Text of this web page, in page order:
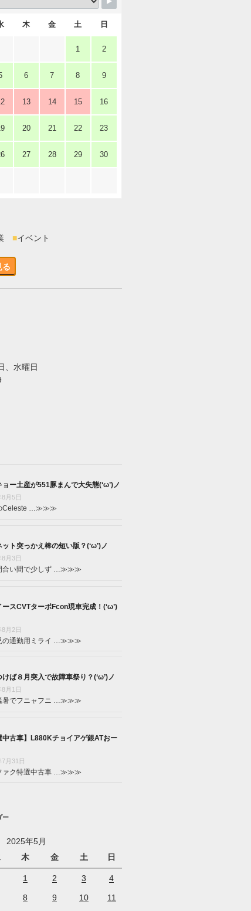
木 金 土 日
1 2
6 7 8 9
13 14 15 16
20 21 22 23
27 28 29 30
■イベント
る
、水曜日
ョー土産が551豚まんで大失態(‘ω’)ノ
月5日
Celeste …≫≫≫
ット突っかえ棒の短い版？(‘ω’)ノ
月3日
合い間で少しず …≫≫≫
ースCVTターボFcon現車完成！(‘ω’)
月2日
の通勤用ミライ …≫≫≫
けば８月突入で故障車祭り？(‘ω’)ノ
月1日
暑でフニャフニ …≫≫≫
中古車】L880Kチョイアゲ銀ATおー
月31日
ァク特選中古車 …≫≫≫
ー
2025年5月
木 金 土 日
1 2 3 4
8 9 10 11